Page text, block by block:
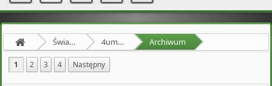
Świat Zewnętrzny 4um Games Center Archiwum
1 2 3 4 Następny